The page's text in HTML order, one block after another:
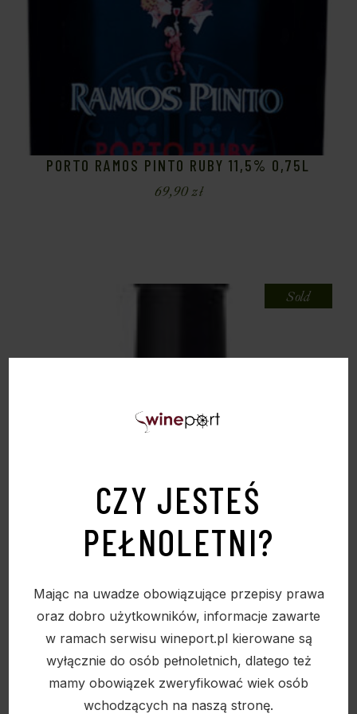
CZY JESTEŚ
PEŁNOLETNI?
Mając na uwadze obowiązujące przepisy prawa
oraz dobro użytkowników, informacje zawarte
w ramach serwisu wineport.pl kierowane są
wyłącznie do osób pełnoletnich, dlatego też
mamy obowiązek zweryfikować wiek osób
wchodzących na naszą stronę.
PORTO RAMOS PINTO RUBY 11,5% 0,75L
69,90zł
Sold